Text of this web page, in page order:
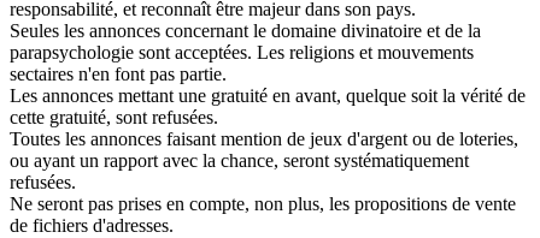
responsabilité, et reconnaît être majeur dans son pays.
Seules les annonces concernant le domaine divinatoire et de la
parapsychologie sont acceptées. Les religions et mouvements
sectaires n'en font pas partie.
Les annonces mettant une gratuité en avant, quelque soit la vérité de
cette gratuité, sont refusées.
Toutes les annonces faisant mention de jeux d'argent ou de loteries,
ou ayant un rapport avec la chance, seront systématiquement
refusées.
Ne seront pas prises en compte, non plus, les propositions de vente
de fichiers d'adresses.